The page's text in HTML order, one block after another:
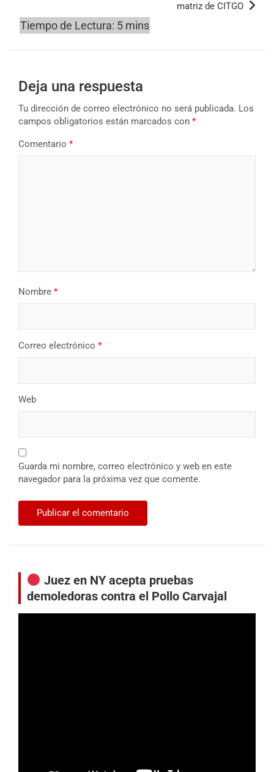
matriz de CITGO
Deja una respuesta
Tu dirección de correo electrónico no será publicada. Los
campos obligatorios están marcados con *
Comentario *
Nombre *
Correo electrónico *
Web
Guarda mi nombre, correo electrónico y web en este
navegador para la próxima vez que comente.
Juez en NY acepta pruebas
demoledoras contra el Pollo Carvajal